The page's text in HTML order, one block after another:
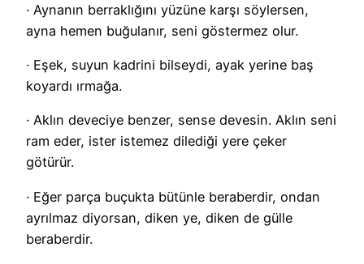
· Aynanın berraklığını yüzüne karşı söylersen,
ayna hemen buğulanır, seni göstermez olur.
· Eşek, suyun kadrini bilseydi, ayak yerine baş
koyardı ırmağa.
· Aklın deveciye benzer, sense devesin. Aklın seni
ram eder, ister istemez dilediği yere çeker
götürür.
· Eğer parça buçukta bütünle beraberdir, ondan
ayrılmaz diyorsan, diken ye, diken de gülle
beraberdir.